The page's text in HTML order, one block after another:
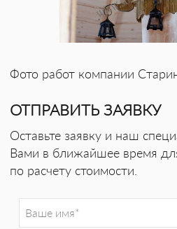
Фото работ компании
ОТПРАВИТЬ ЗАЯВКУ
Оставьте заявку и наш
Вами в ближайшее время
по расчету стоимости.